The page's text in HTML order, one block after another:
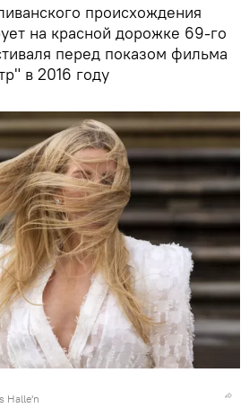
происхождения
на красной дорожке 69-го
перед показом фильма
в 2016 году
Halle'n